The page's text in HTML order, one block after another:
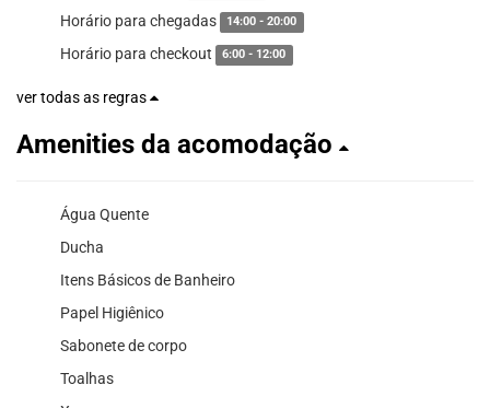
Horário para chegadas 14:00 - 20:00
Horário para checkout 6:00 - 12:00
ver todas as regras
Amenities da acomodação
Água Quente
Ducha
Itens Básicos de Banheiro
Papel Higiênico
Sabonete de corpo
Toalhas